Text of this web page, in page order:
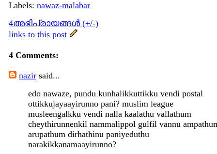
Labels: nawaz-malabar
4അഭിപ്രായങ്ങള്‍ (+/-)
links to this post
4 Comments:
nazir said...
edo nawaze, pundu kunhalikkuttikku vendi postal
ottikkujayaayirunno pani? muslim league
musleengalkku vendi nalla kaalathu vallathum
cheythirunnenkil nammalippol gulfil vannu
arupathum dirhathinu paniyeduthu
narakikkanamaayirunno?